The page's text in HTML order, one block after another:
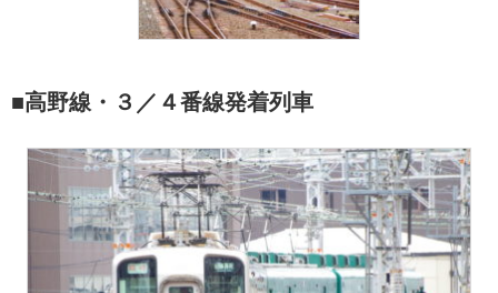
■高野線・３／４番線発着列車